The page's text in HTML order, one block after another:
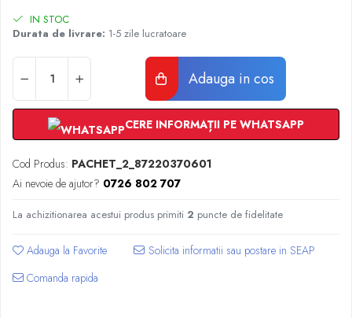
Radiatoare Otel Korado
Automatizare Termostate
Detectoare
Termostate centrala ambient
Detectoare de gaz si electrovalve
Automatizari centrala termica
Stabilizatoare de tensiune
Panouri solare apa calda
Kituri panouri solare apa calda
Panouri solare nepresurizate
IN STOC
Durata de livrare: 1-5 zile lucratoare
Adauga in cos
CERE INFORMAȚII PE WHATSAPP
Cod Produs: PACHET_2_87220370601
Ai nevoie de ajutor? 0726 802 707
La achizitionarea acestui produs primiti 2 puncte de fidelitate
Adauga la Favorite
Comanda rapida